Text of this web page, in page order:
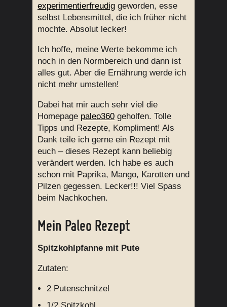
experimentierfreudig geworden, esse
selbst Lebensmittel, die ich früher nicht
mochte. Absolut lecker!
Ich hoffe, meine Werte bekomme ich
noch in den Normbereich und dann ist
alles gut. Aber die Ernährung werde ich
nicht mehr umstellen!
Dabei hat mir auch sehr viel die
Homepage paleo360 geholfen. Tolle
Tipps und Rezepte, Kompliment! Als
Dank teile ich gerne ein Rezept mit
euch – dieses Rezept kann beliebig
verändert werden. Ich habe es auch
schon mit Paprika, Mango, Karotten und
Pilzen gegessen. Lecker!!! Viel Spass
beim Nachkochen.
Mein Paleo Rezept
Spitzkohlpfanne mit Pute
Zutaten:
2 Putenschnitzel